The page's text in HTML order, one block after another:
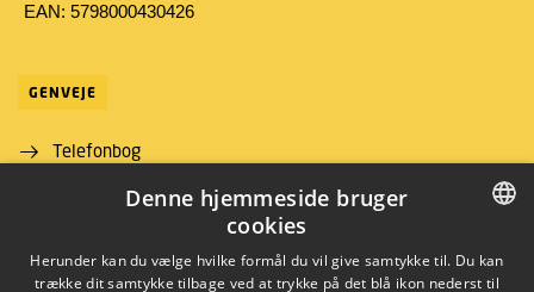
EAN: 5798000430426
GENVEJE
Telefonbog
Job og karriere DANISH
Denne hjemmeside bruger
cookies
Herunder kan du vælge hvilke formål du vil give samtykke til. Du kan
trække dit samtykke tilbage ved at trykke på det blå ikon nederst til